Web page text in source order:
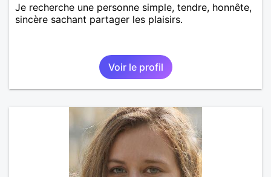
Je recherche une personne simple, tendre, honnête,
sincère sachant partager les plaisirs.
Voir le profil